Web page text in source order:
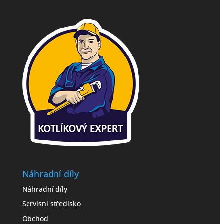
Náhradní díly
Náhradní díly
Servisní středisko
Obchod